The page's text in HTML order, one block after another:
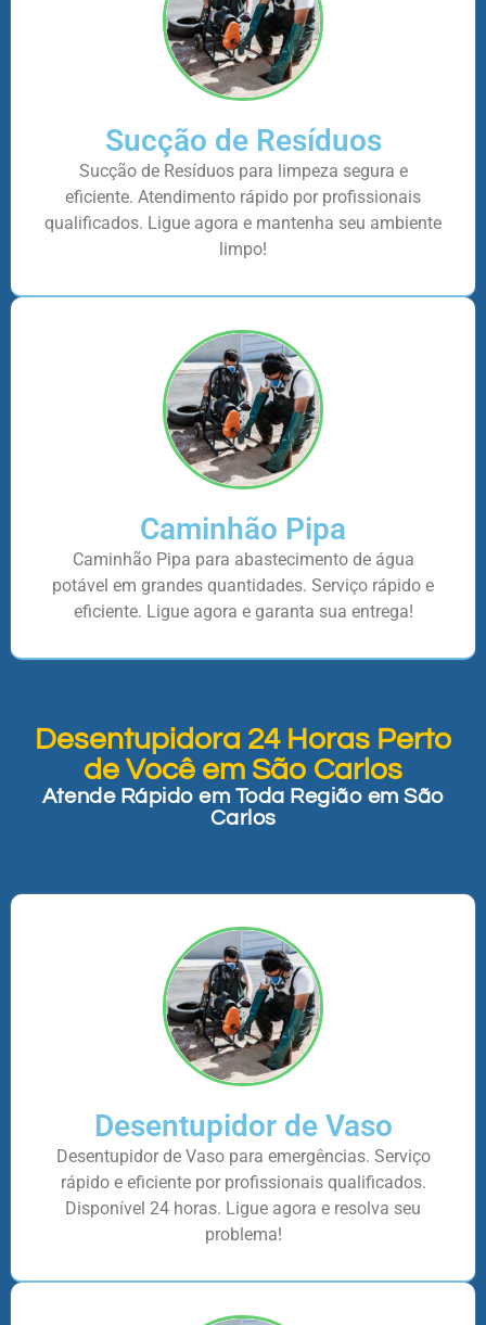
Sucção de Resíduos
Sucção de Resíduos para limpeza segura e
eficiente. Atendimento rápido por profissionais
qualificados. Ligue agora e mantenha seu ambiente
limpo!
Caminhão Pipa
Caminhão Pipa para abastecimento de água
potável em grandes quantidades. Serviço rápido e
eficiente. Ligue agora e garanta sua entrega!
Desentupidora 24 Horas Perto
de Você em São Carlos
Atende Rápido em Toda Região em São
Carlos
Desentupidor de Vaso
Desentupidor de Vaso para emergências. Serviço
rápido e eficiente por profissionais qualificados.
Disponível 24 horas. Ligue agora e resolva seu
problema!